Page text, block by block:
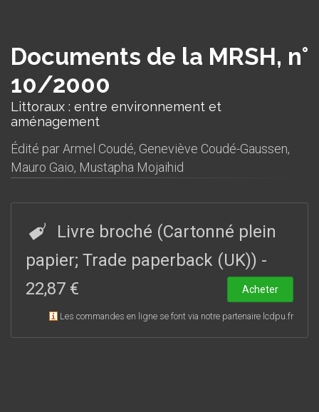
Documents de la MRSH, n°
10/2000
Littoraux : entre environnement et
aménagement
Édité parArmel Coudé, Geneviève Coudé-Gaussen,
Mauro Gaio, Mustapha Mojaihid
Livre broché (Cartonné plein
papier; Trade paperback (UK)) -
22,87 €
Acheter
Les commandes en ligne se font via notre partenaire lcdpu.fr